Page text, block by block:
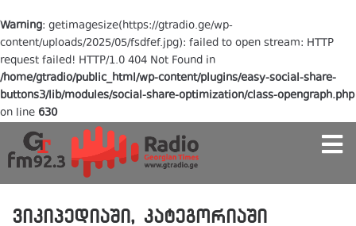
Warning: getimagesize(https://gtradio.ge/wp-
content/uploads/2025/05/fsdfef.jpg): failed to open stream: HTTP
request failed! HTTP/1.0 404 Not Found in
/home/gtradio/public_html/wp-content/plugins/easy-social-share-
buttons3/lib/modules/social-share-optimization/class-opengraph.php
on line 630
ვიკიპედიაში, კატეგორიაში